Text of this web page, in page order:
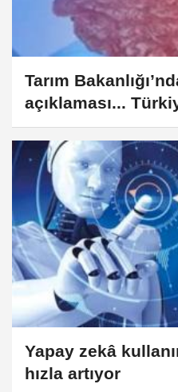
Tarım
açıklaması...
tüketime izin yok!
Yapay zekâ
hızla artıyor